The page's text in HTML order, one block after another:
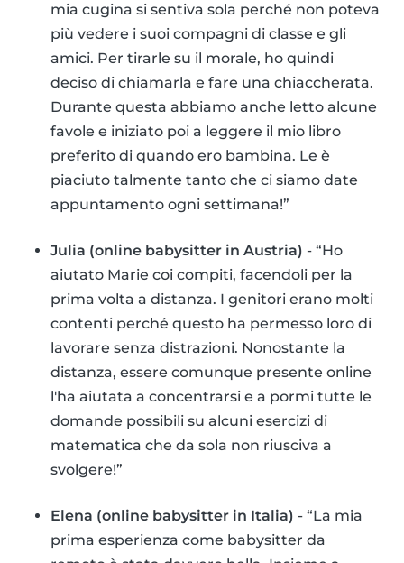
mia cugina si sentiva sola perché non poteva
più vedere i suoi compagni di classe e gli
amici. Per tirarle su il morale, ho quindi
deciso di chiamarla e fare una chiaccherata.
Durante questa abbiamo anche letto alcune
favole e iniziato poi a leggere il mio libro
preferito di quando ero bambina. Le è
piaciuto talmente tanto che ci siamo date
appuntamento ogni settimana!”
Julia (online babysitter in Austria) - “Ho
aiutato Marie coi compiti, facendoli per la
prima volta a distanza. I genitori erano molti
contenti perché questo ha permesso loro di
lavorare senza distrazioni. Nonostante la
distanza, essere comunque presente online
l'ha aiutata a concentrarsi e a pormi tutte le
domande possibili su alcuni esercizi di
matematica che da sola non riusciva a
svolgere!”
Elena (online babysitter in Italia) - “La mia
prima esperienza come babysitter da